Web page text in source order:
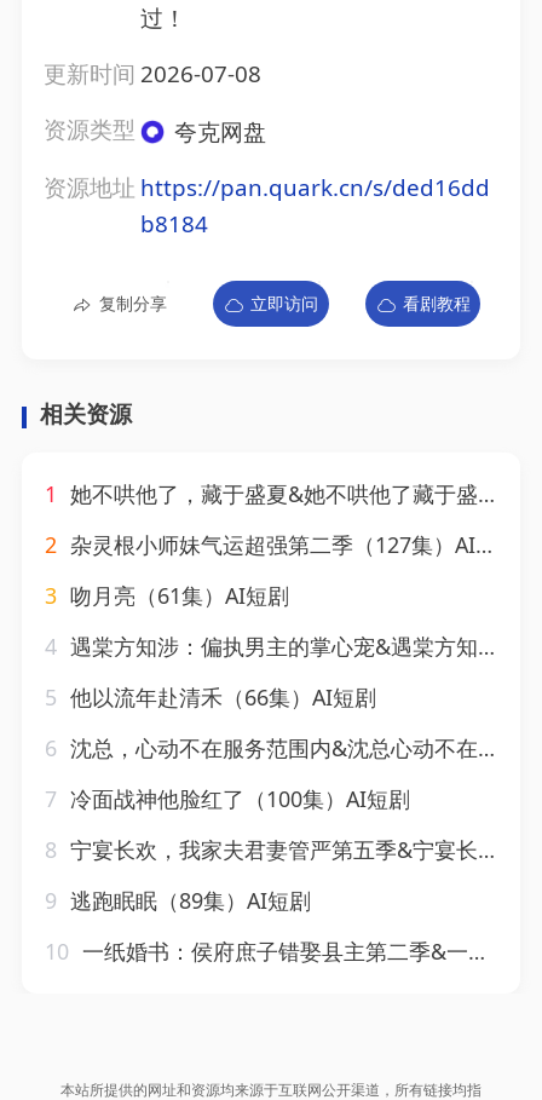
过！
更新时间 2026-07-08
资源类型
夸克网盘
资源地址 https://pan.quark.cn/s/ded16dd
b8184
复制分享 立即访问 看剧教程
相关资源
1 她不哄他了，藏于盛夏&她不哄他了藏于盛夏（77集）AI短剧
2 杂灵根小师妹气运超强第二季（127集）AI短剧
3 吻月亮（61集）AI短剧
4 遇棠方知涉：偏执男主的掌心宠&遇棠方知涉偏执男主的掌心宠（66集）AI短剧
5 他以流年赴清禾（66集）AI短剧
6 沈总，心动不在服务范围内&沈总心动不在服务范围内（50集）AI短剧
7 冷面战神他脸红了（100集）AI短剧
8 宁宴长欢，我家夫君妻管严第五季&宁宴长欢我家夫君妻管严第五季（89集）AI短剧
9 逃跑眠眠（89集）AI短剧
10 一纸婚书：侯府庶子错娶县主第二季&一纸婚书侯府庶子错娶县主第二季（170集）AI短剧
本站所提供的网址和资源均来源于互联网公开渠道，所有链接均指